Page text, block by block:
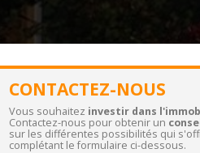
CONTACTEZ-NOUS
Vous souhaitez investir dans
Contactez-nous pour obtenir un
sur les différentes possibilités qui
complétant le formulaire ci-dessous.